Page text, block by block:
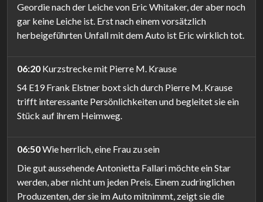
Geordie nach der Leiche von Eric Whitaker, der aber noch
gar keine Leiche ist. Erst nach einem vorsätzlich
herbeigeführten Unfall mit dem Auto ist Eric wirklich tot.
06:20 Kurzstrecke mit Pierre M. Krause
S4 E19 Frank Elstner boxt sich durch Pierre M. Krause
trifft interessante Persönlichkeiten und begleitet sie ein
Stück auf ihrem Heimweg.
06:50Wie herrlich, eine Frau zu sein
Die gut aussehende Antonietta Fallari möchte ein Star
werden, aber nicht um jeden Preis. Einem zudringlichen
Produzenten, der sie im Auto mitnimmt, zeigt sie die